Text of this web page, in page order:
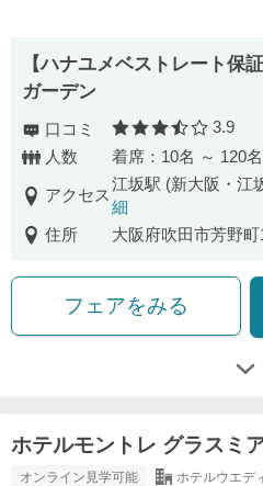
【ハナユメベストレート保
ガーデン
口コミ 口コミ
3.9
人数
着席：10名 ～ 120名
アクセス
江坂駅 (新大阪・江
細
住所
大阪府吹田市芳野町
フェアをみる
ホテルモントレ グラスミ
オンライン見学可能 ホテルウエデ